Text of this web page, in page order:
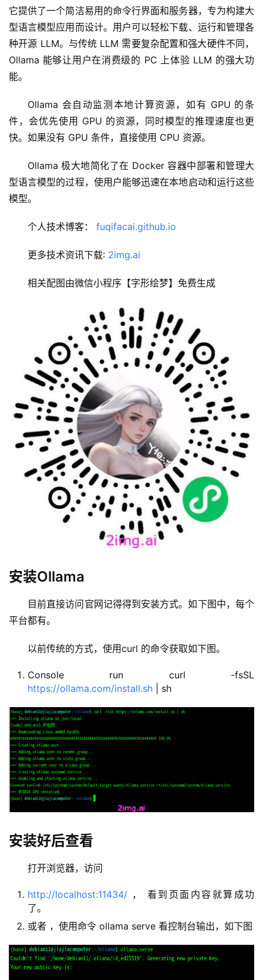
它提供了一个简洁易用的命令行界面和服务器，专为构建大
型语言模型应用而设计。用户可以轻松下载、运行和管理各
种开源 LLM。与传统 LLM 需要复杂配置和强大硬件不同，
Ollama 能够让用户在消费级的 PC 上体验 LLM 的强大功
能。
Ollama 会自动监测本地计算资源，如有 GPU 的条
件，会优先使用 GPU 的资源，同时模型的推理速度也更
快。如果没有 GPU 条件，直接使用 CPU 资源。
Ollama 极大地简化了在 Docker 容器中部署和管理大
型语言模型的过程，使用户能够迅速在本地启动和运行这些
模型。
个人技术博客： fuqifacai.github.io
更多技术资讯下载: 2img.ai
相关配图由微信小程序【字形绘梦】免费生成
安装Ollama
目前直接访问官网记得得到安装方式。如下图中，每个
平台都有。
以前传统的方式，使用curl 的命令获取如下图。
Console run curl -fsSL
https://ollama.com/install.sh | sh
安装好后查看
打开浏览器，访问
http://localhost:11434/ ， 看到页面内容就算成功
了。
或者 ，使用命令 ollama serve 看控制台输出，如下图